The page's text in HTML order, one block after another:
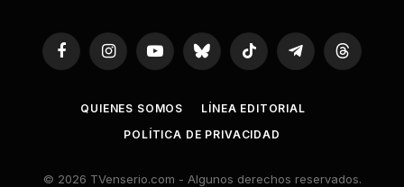
FacebookInstagramYouTubeBluesky TikTok TelegramThreads
QUIENES SOMOS
LÍNEA EDITORIAL
POLÍTICA DE PRIVACIDAD
© 2026 TVenserio.com - Algunos derechos reservados.